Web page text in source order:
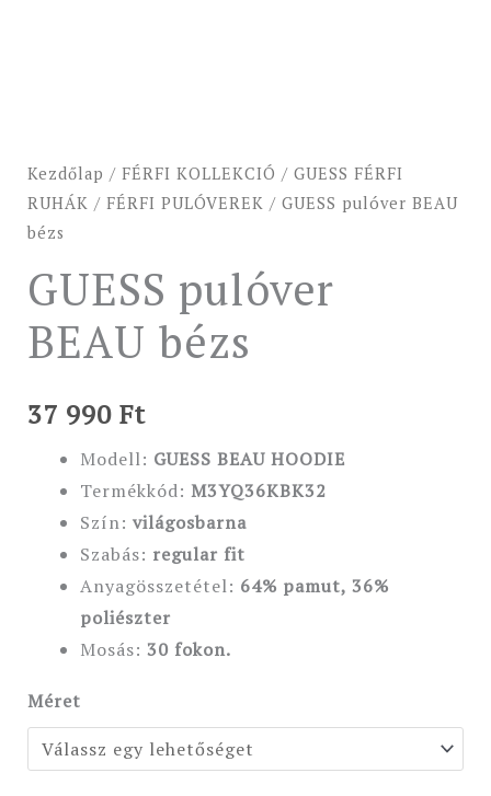
Kezdőlap / FÉRFI KOLLEKCIÓ / GUESS FÉRFI
RUHÁK / FÉRFI PULÓVEREK / GUESS pulóver BEAU
bézs
GUESS pulóver
BEAU bézs
37 990 Ft
Modell: GUESS BEAU HOODIE
Termékkód: M3YQ36KBK32
Szín: világosbarna
Szabás: regular fit
Anyagösszetétel: 64% pamut, 36%
poliészter
Mosás: 30 fokon.
Méret